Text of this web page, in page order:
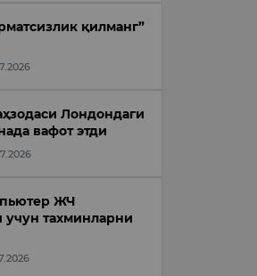
қилманг”
Лондондаги
вафот этди
ЖЧ
учун тахминларни